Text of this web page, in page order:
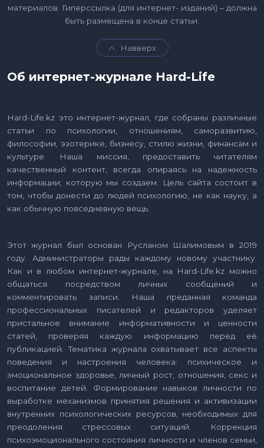
материалов. Гиперссылка (для интернет- изданий) – должна
быть размещена в конце статьи.
Навверх
Об интернет-журнале Hard-Life
Hard-Life.kz это интернет-журнал, где собраны различные
статьи по психологии, отношениям, саморазвитию,
философии, эзотерике, бизнесу, стилю жизни, финансам и
культуре. Наша миссия, предоставить читателям
качественный контент, всегда опираясь на надежность
информации, которую мы создаем. Цель сайта состоит в
том, чтобы донести до людей психологию, не как науку, а
как обычную повседневную вещь.
Этот журнал был основан Русланом Шалимовым в 2019
году. Администраторы рады каждому новому участнику.
Как и в любом интернет-журнале, на Hard-Life.kz можно
общаться посредством личных сообщений и
комментировать записи. Наша преданная команда
профессиональных писателей и редакторов уделяет
пристальное внимание информативности и ценности
статей, проверяя каждую информацию перед её
публикацией. Тематика журнала охватывает все аспекты
поведения и настроения человека: психическое и
эмоциональное здоровье, личный рост, отношения, секс и
воспитание детей. Формирование навыков личности по
выработке механизмов принятия решения и активизации
внутренних психологических ресурсов, необходимых для
преодоления стрессовых ситуаций. Коррекция
психоэмоционального состояния личности и членов семьи,